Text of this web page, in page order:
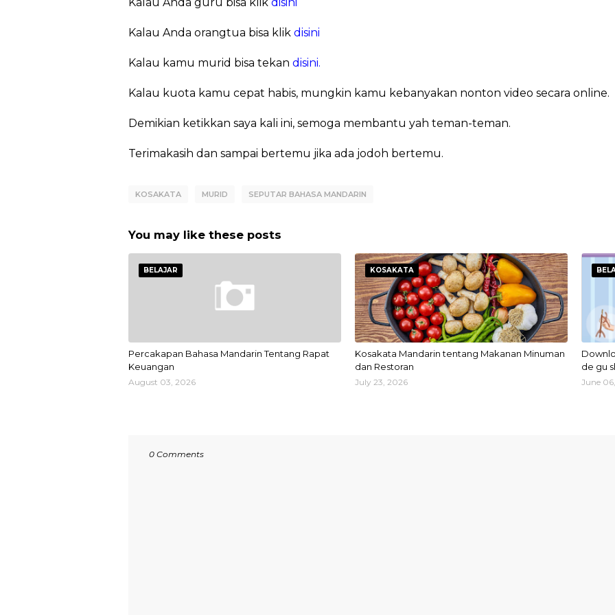
Kalau Anda orangtua bisa klik disini
Kalau kamu murid bisa tekan disini.
Kalau kuota kamu cepat habis, mungkin kamu kebanyakan nonton video secara online.
Demikian ketikkan saya kali ini, semoga membantu yah teman-teman.
Terimakasih dan sampai bertemu jika ada jodoh bertemu.
KOSAKATA MURID SEPUTAR BAHASA MANDARIN
You may like these posts
BELAJAR
Percakapan Bahasa Mandarin Tentang Rapat
Keuangan
August 03, 2026
KOSAKATA
Kosakata Mandarin tentang Makanan Minuman
dan Restoran
July 23, 2026
de gu
June
0 Comments